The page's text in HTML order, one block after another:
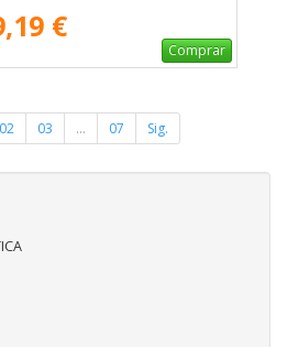
€
Comprar
02 03 ... 07 Sig.